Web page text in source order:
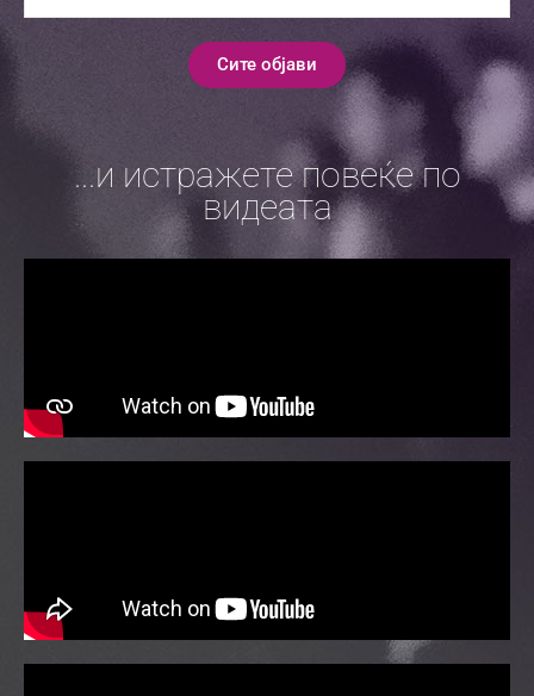
Сите објави
...и истражете повеќе по
видеата